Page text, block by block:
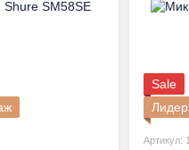
Sale
Артикул: